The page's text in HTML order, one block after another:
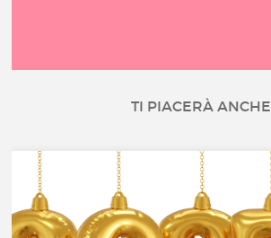
TI PIACERÀ ANCHE